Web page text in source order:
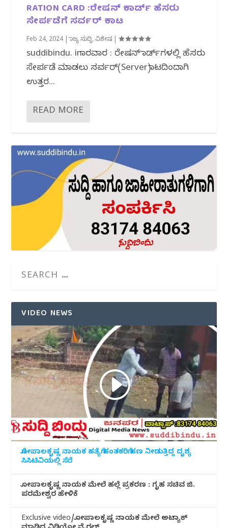
RATION CARD :ರೇಷನ್‌ ಕಾರ್ಡ್‌ ಹೆಸರು
ಸೇರ್ಪಡೆಗೆ ಸರ್ವರ್ ಕಾಟ
Feb 24, 2024 |ರಾಜ್ಯ ಸುದ್ದಿ,ವಿಶೇಷ |
suddibindu. inಕಾರವಾರ : ರೇಷನ್ ಕಾರ್ಡ್‌ಗಳಲ್ಲಿ ಹೆಸರು
ಸೇರ್ಪಡೆ ಮಾಡಲು ಸರ್ವರ್(Server)ಕಾಟದಿಂದಾಗಿ
ಉತ್ತರ...
READ MORE
VIDEO NEWS
ಗೋಪಾಲಕೃಷ್ಣ ನಾಯಕ ಹತ್ಯೆಗೆ ಹಂತಕರಿಗೆ ಹಣ ನೀಡುತ್ತಿದ್ದ ದೃಶ್ಯ
ಸಿಸಿಟಿವಿಯಲ್ಲಿ ಸೆರೆ
ಗೋಪಾಲಕೃಷ್ಣ ನಾಯಕ ಮೇಲೆ ಹಲ್ಲೆ ಪ್ರಕರಣ : ಗೃಹ ಸಚಿವ ಜಿ.
ಪರಮೇಶ್ವರ ಹೇಳಿಕೆ
Exclusive video/ಗೋಪಾಲಕೃಷ್ಣ ನಾಯಕ ಮೇಲೆ ಅಟ್ಯಾಕ್